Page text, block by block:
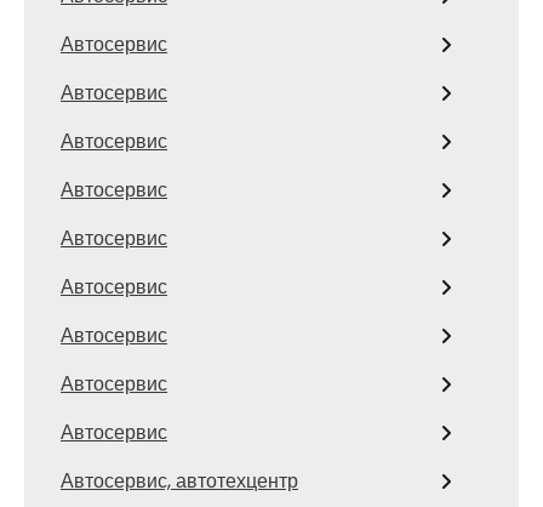
Автосервис
Автосервис
Автосервис
Автосервис
Автосервис
Автосервис
Автосервис
Автосервис
Автосервис
Автосервис, автотехцентр